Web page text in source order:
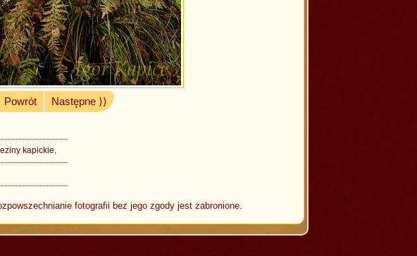
Powrót Następne ⟩⟩
kapickie,
fotografii bez jego zgody jest zabronione.